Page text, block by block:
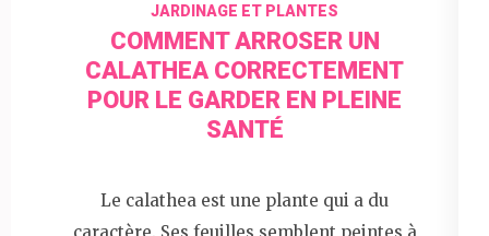
JARDINAGE ET PLANTES
COMMENT ARROSER UN
CALATHEA CORRECTEMENT
POUR LE GARDER EN PLEINE
SANTÉ
Le calathea est une plante qui a du